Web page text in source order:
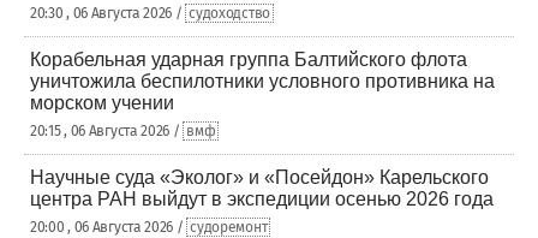
20:30 , 06 Августа 2026 / судоходство
Корабельная ударная группа Балтийского флота
уничтожила беспилотники условного противника на
морском учении
20:15 , 06 Августа 2026 / вмф
Научные суда «Эколог» и «Посейдон» Карельского
центра РАН выйдут в экспедиции осенью 2026 года
20:00 , 06 Августа 2026 / судоремонт